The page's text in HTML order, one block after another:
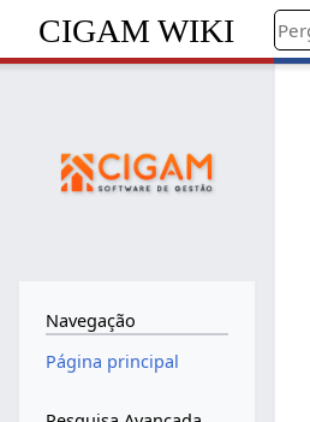
CIGAM WIKI
Navegação
Página principal